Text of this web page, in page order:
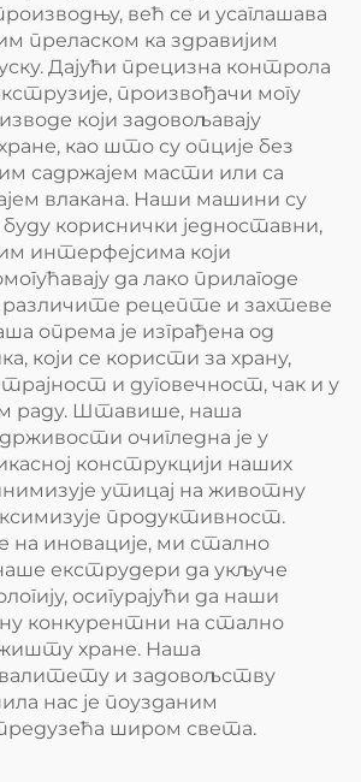
већ се и усаглашава
преласком ка здравијим
Дајући прецизна контрола
произвођачи могу
који задовољавају
као што су опције без
садржајем масти или са
влакана. Наши машини су
кориснички једноставни,
интерфејсима који
да лако прилагоде
рецепте и захтеве
опрема је изграђена од
који се користи за храну,
и дуговечност, чак и у
раду. Штавише, наша
очигледна је у
конструкцији наших
утицај на животну
продуктивност.
на иновације, ми стално
екструдери да укључе
осигурајући да наши
конкурентни на стално
хране. Наша
и задовољству
нас је поузданим
широм света.